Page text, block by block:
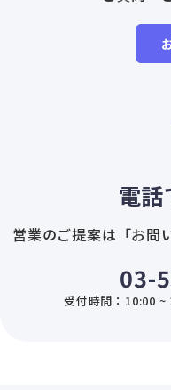
電
営業のご提案は「お問
03-
受付時間：10:00